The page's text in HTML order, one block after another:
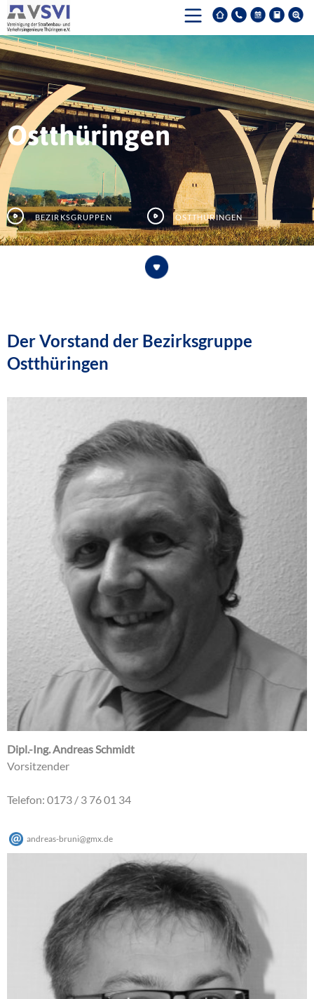
Ostthüringen
Bezirksgruppen Ostthüringen
Der Vorstand der Bezirksgruppe
Ostthüringen
Dipl.-Ing. Andreas Schmidt
Vorsitzender
Telefon: 0173 / 3 76 01 34
andreas-bruni@gmx de